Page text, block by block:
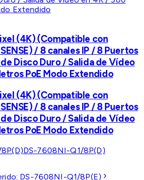
(4K) (Compatible con
/ 8 canales IP / 8 Puertos
de Disco Duro / Salida de Vídeo
PoE Modo Extendido
(4K) (Compatible con
/ 8 canales IP / 8 Puertos
de Disco Duro / Salida de Vídeo
PoE Modo Extendido
DS-7608NI-Q1/8P(D)
DS-7608NI-Q1/8P(E)